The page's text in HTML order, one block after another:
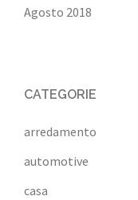
Agosto 2018
CATEGORIE
arredamento
automotive
casa